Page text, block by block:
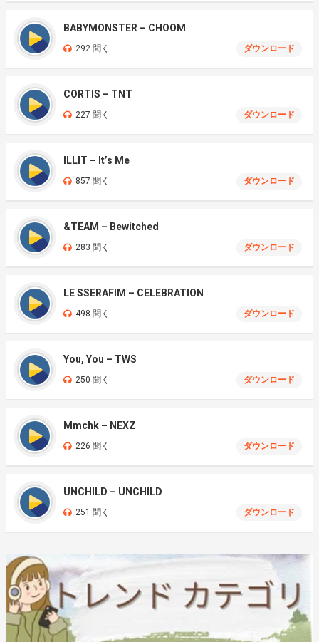
BABYMONSTER – CHOOM
292 聞く ダウンロード
CORTIS – TNT
227 聞く ダウンロード
ILLIT – It’s Me
857 聞く ダウンロード
&TEAM – Bewitched
283 聞く ダウンロード
LE SSERAFIM – CELEBRATION
498 聞く ダウンロード
You, You – TWS
250 聞く ダウンロード
Mmchk – NEXZ
226 聞く ダウンロード
UNCHILD – UNCHILD
251 聞く ダウンロード